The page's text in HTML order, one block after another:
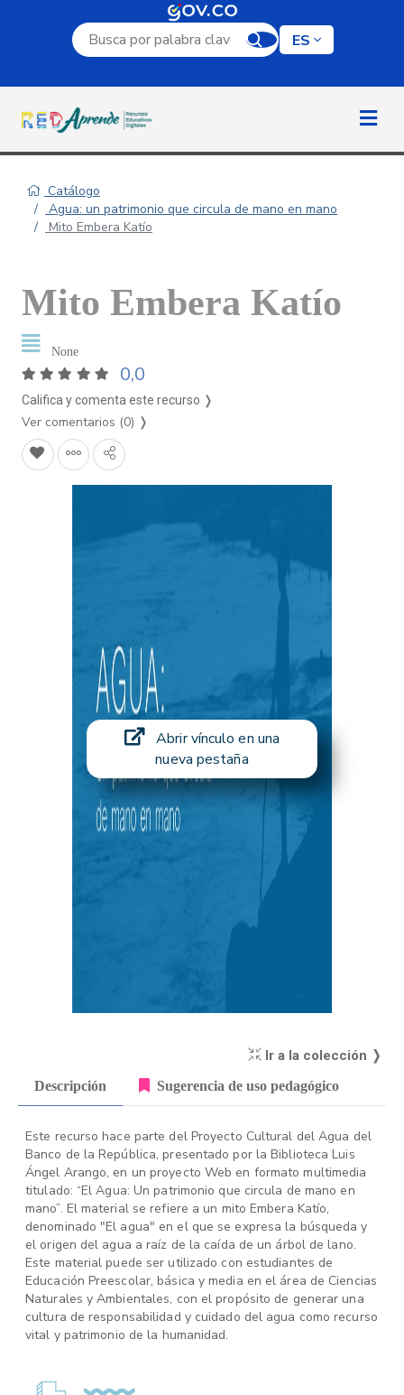
Campo de búsqueda por palabra clave
ES
Catálogo
Agua: un patrimonio que circula de mano en mano
Mito Embera Katío
Mito Embera Katío
None
0,0
Califica y comenta este recurso ❭
Ver comentarios (0) ❭
Abrir vínculo en una
nueva pestaña
Ir a la colección ❭
Descripción Sugerencia de uso pedagógico
Este recurso hace parte del Proyecto Cultural del Agua del
Banco de la República, presentado por la Biblioteca Luis
Ángel Arango, en un proyecto Web en formato multimedia
titulado: “El Agua: Un patrimonio que circula de mano en
mano”. El material se refiere a un mito Embera Katío,
denominado "El agua" en el que se expresa la búsqueda y
el origen del agua a raíz de la caída de un árbol de lano.
Este material puede ser utilizado con estudiantes de
Educación Preescolar, básica y media en el área de Ciencias
Naturales y Ambientales, con el propósito de generar una
cultura de responsabilidad y cuidado del agua como recurso
vital y patrimonio de la humanidad.